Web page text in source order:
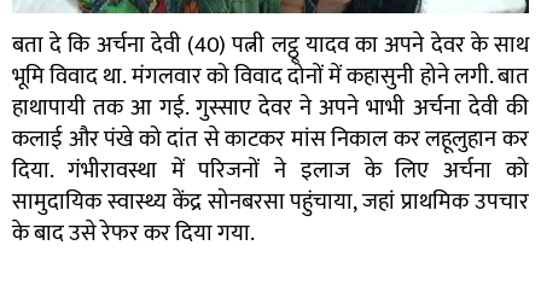
बता दे कि अर्चना देवी (40) पत्नी लट्ठू यादव का अपने देवर के साथ
भूमि विवाद था. मंगलवार को विवाद दोनों में कहासुनी होने लगी. बात
हाथापायी तक आ गई. गुस्साए देवर ने अपने भाभी अर्चना देवी की
कलाई और पंखे को दांत से काटकर मांस निकाल कर लहूलुहान कर
दिया. गंभीरावस्था में परिजनों ने इलाज के लिए अर्चना को
सामुदायिक स्वास्थ्य केंद्र सोनबरसा पहुंचाया, जहां प्राथमिक उपचार
के बाद उसे रेफर कर दिया गया.